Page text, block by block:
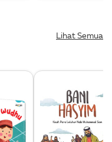
Lihat Semua